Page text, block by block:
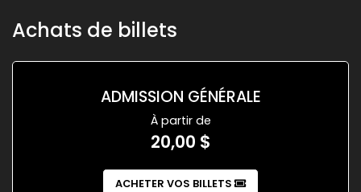
Achats de billets
ADMISSION GÉNÉRALE
À partir de
20,00 $
ACHETER VOS BILLETS